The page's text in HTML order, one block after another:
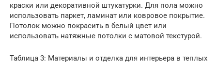
краски или декоративной штукатурки. Для пола можно
использовать паркет, ламинат или ковровое покрытие.
Потолок можно покрасить в белый цвет или
использовать натяжные потолки с матовой текстурой.
Таблица 3: Материалы и отделка для интерьера в теплых